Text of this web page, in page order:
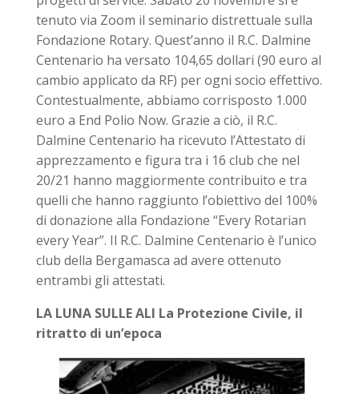
tenuto via Zoom il seminario distrettuale sulla
Fondazione Rotary. Quest’anno il R.C. Dalmine
Centenario ha versato 104,65 dollari (90 euro al
cambio applicato da RF) per ogni socio effettivo.
Contestualmente, abbiamo corrisposto 1.000
euro a End Polio Now. Grazie a ciò, il R.C.
Dalmine Centenario ha ricevuto l’Attestato di
apprezzamento e figura tra i 16 club che nel
20/21 hanno maggiormente contribuito e tra
quelli che hanno raggiunto l’obiettivo del 100%
di donazione alla Fondazione “Every Rotarian
every Year”. Il R.C. Dalmine Centenario è l’unico
club della Bergamasca ad avere ottenuto
entrambi gli attestati.
LA LUNA SULLE ALI La Protezione Civile, il
ritratto di un’epoca